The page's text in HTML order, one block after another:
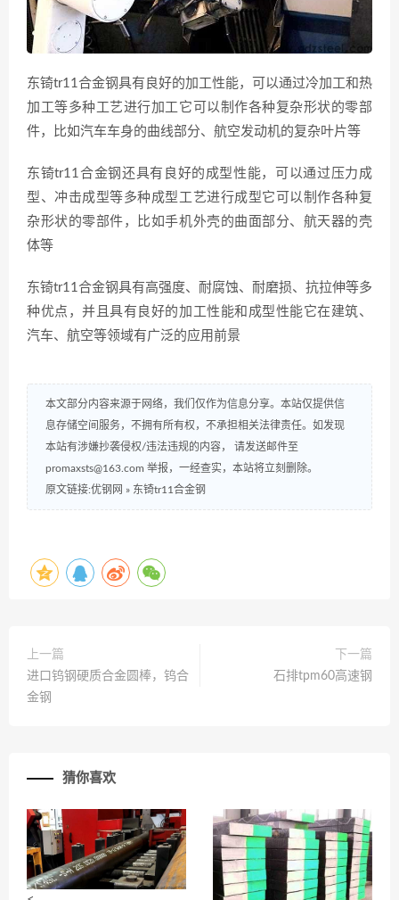
东锜tr11合金钢具有良好的加工性能，可以通过冷加工和热
加工等多种工艺进行加工它可以制作各种复杂形状的零部
件，比如汽车车身的曲线部分、航空发动机的复杂叶片等
东锜tr11合金钢还具有良好的成型性能，可以通过压力成
型、冲击成型等多种成型工艺进行成型它可以制作各种复
杂形状的零部件，比如手机外壳的曲面部分、航天器的壳
体等
东锜tr11合金钢具有高强度、耐腐蚀、耐磨损、抗拉伸等多
种优点，并且具有良好的加工性能和成型性能它在建筑、
汽车、航空等领域有广泛的应用前景
本文部分内容来源于网络，我们仅作为信息分享。本站仅提供信
息存储空间服务，不拥有所有权，不承担相关法律责任。如发现
本站有涉嫌抄袭侵权/违法违规的内容， 请发送邮件至
promaxsts@163.com 举报，一经查实，本站将立刻删除。
原文链接:优钢网 » 东锜tr11合金钢
上一篇
进口钨钢硬质合金圆棒，钨合
金钢
下一篇
石排tpm60高速钢
猜你喜欢